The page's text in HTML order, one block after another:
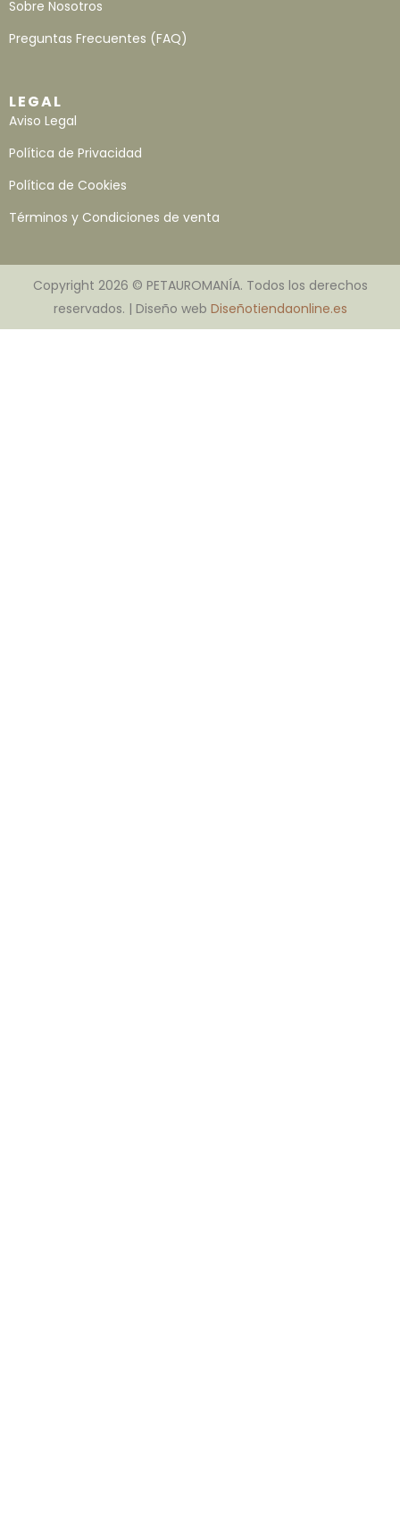
Sobre Nosotros
Preguntas Frecuentes (FAQ)
LEGAL
Aviso Legal
Política de Privacidad
Política de Cookies
Términos y Condiciones de venta
Copyright 2026 © PETAUROMANÍA. Todos los derechos
reservados. | Diseño web Diseñotiendaonline.es